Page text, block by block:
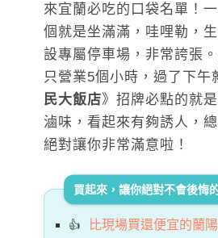
來宜蘭必吃的口袋名單！
個就是坐滿滿，哇哩勒，
設專屬停車場，非常誇張
只營業5個小時，過了下午
民大飯店》招牌必點的就
滷味，看起來有夠誘人，
絕對讓你非常滿意啦！
買起來，讓你絕對不會後悔
比現場買還便宜的蘭